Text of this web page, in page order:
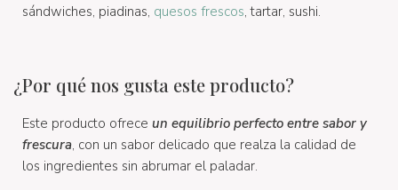
sándwiches, piadinas, quesos frescos, tartar, sushi.
¿Por qué nos gusta este producto?
Este producto ofrece un equilibrio perfecto entre sabor y
frescura, con un sabor delicado que realza la calidad de
los ingredientes sin abrumar el paladar.